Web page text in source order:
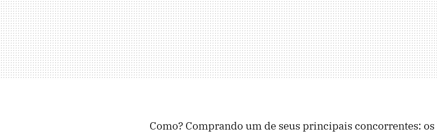
Como? Comprando um de seus principais concorrentes: os